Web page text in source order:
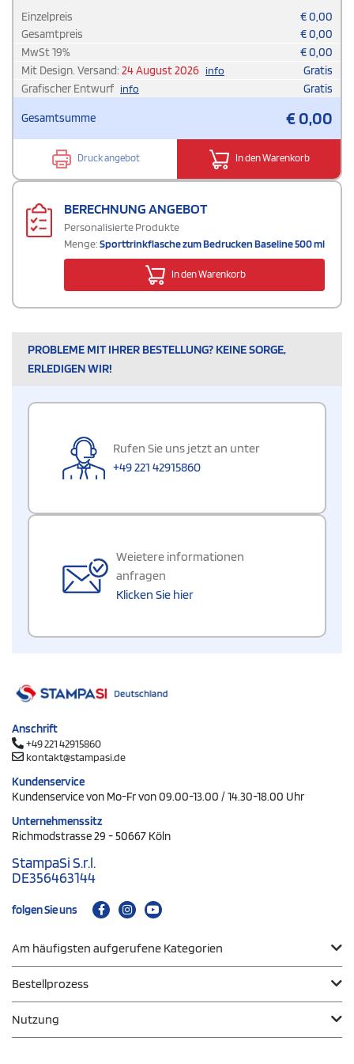
Einzelpreis €0,00
Gesamtpreis
€0,00
MwSt19% €0,00
Mit Design. Versand: 24 August 2026 info
Gratis
Grafischer Entwurf info Gratis
Gesamtsumme €0,00
Druck angebot In den Warenkorb
BERECHNUNG ANGEBOT
Personalisierte Produkte
Menge:Sporttrinkflasche zum Bedrucken Baseline 500 ml
In den Warenkorb
PROBLEME MIT IHRER BESTELLUNG? KEINE SORGE,
ERLEDIGEN WIR!
Rufen Sie uns jetzt an unter
+49 221 42915860
Weietere informationen
anfragen
Klicken Sie hier
Anschrift
+49 221 42915860
kontakt@stampasi.de
Kundenservice
Kundenservice von Mo-Fr von 09.00-13.00 / 14.30-18.00 Uhr
Unternehmenssitz
Richmodstrasse 29 - 50667 Köln
StampaSi S.r.l.
DE356463144
folgen Sie uns
Am häufigsten aufgerufene Kategorien
Bestellprozess
Nutzung